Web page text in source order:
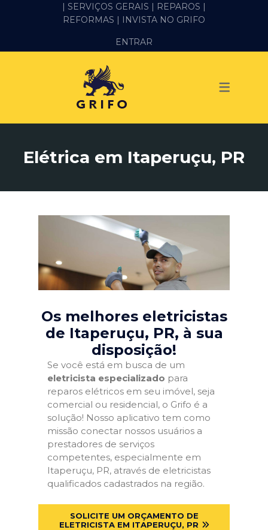
ALVENARIA E PEDREIRO
IMPERMEABILIZAÇÃO
REFORMA
| SERVIÇOS GERAIS | REPAROS |
REFORMAS | INVISTA NO GRIFO
ENTRAR
Elétrica em Itaperuçu, PR
Os melhores eletricistas
de Itaperuçu, PR, à sua
disposição!
Se você está em busca de um
eletricista especializado para
reparos elétricos em seu imóvel, seja
comercial ou residencial, o Grifo é a
solução! Nosso aplicativo tem como
missão conectar nossos usuários a
prestadores de serviços
competentes, especialmente em
Itaperuçu, PR, através de eletricistas
qualificados cadastrados na região.
SOLICITE UM ORÇAMENTO DE
ELETRICISTA EM ITAPERUÇU, PR